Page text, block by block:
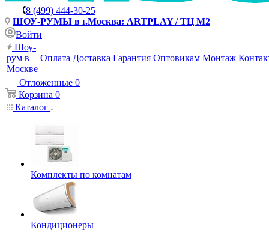
8 (499) 444-30-25
ШОУ-РУМЫ в г.Москва: ARTPLAY / ТЦ М2
Войти
Шоу-
рум в
Москве
Оплата Доставка Гарантия Оптовикам Монтаж
Отложенные 0
Корзина 0
Каталог
Комплекты по комнатам
Кондиционеры